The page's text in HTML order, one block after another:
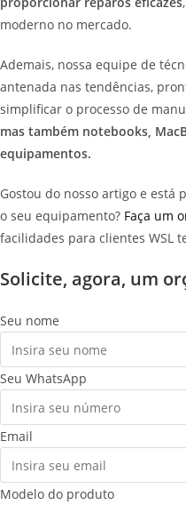
moderno no mercado.
Ademais, nossa equipe de
antenada nas tendências,
simplificar o processo de
mas também notebooks,
equipamentos.
Gostou do nosso artigo e está
o seu equipamento? Faça um
facilidades para clientes WSL
Solicite, agora, um
Seu nome
Seu WhatsApp
Email
Modelo do produto